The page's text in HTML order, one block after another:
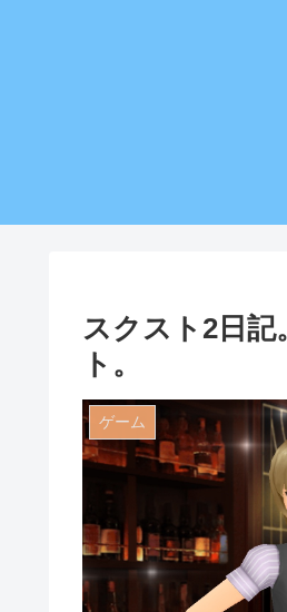
スクスト2日
ト。
ゲーム